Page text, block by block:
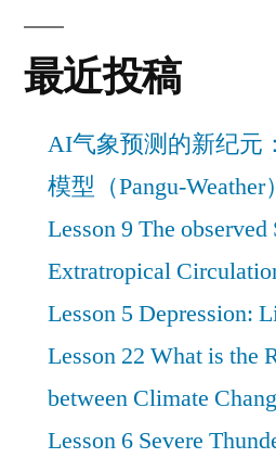
最近投稿
AI气象预测的新纪元
模型（Pangu-
Lesson 9 The
Extratropical
Lesson 5 Depression:
Lesson 22 What is the
between Climate
Lesson 6 Severe